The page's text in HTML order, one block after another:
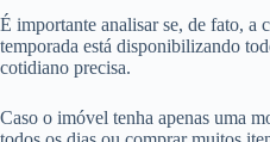
É importante analisar se, de fato, a
temporada está disponibilizando
cotidiano precisa.
Caso o imóvel tenha apenas uma